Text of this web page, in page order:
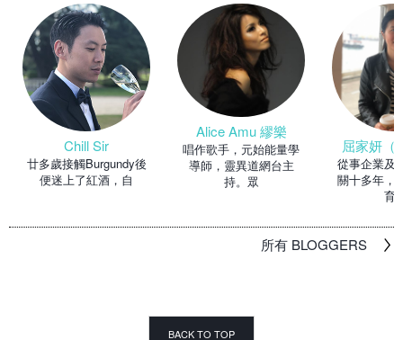
Chill Sir
廿多歲接觸Burgundy後
便迷上了紅酒，自
Alice Amu 繆樂
唱作歌手，元始能量學
導師，靈異道網台主
持。眾
屈家妍（
從事企業及
關十多年，
育
所有 BLOGGERS
BACK TO TOP